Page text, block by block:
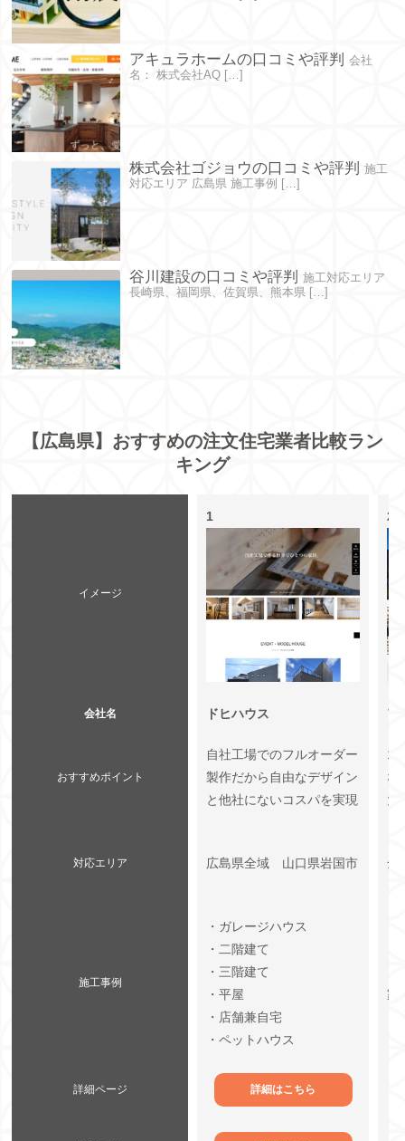
アキュラホームの口コミや評判
会社
名： 株式会社AQ […]
株式会社ゴジョウの口コミや評判
施工
対応エリア 広島県 施工事例 […]
谷川建設の口コミや評判
施工対応エリア
長崎県、福岡県、佐賀県、熊本県 […]
【広島県】おすすめの注文住宅業者比較ラン
キング
イメージ
1 2
会社名 ドヒハウス ア
おすすめポイント
自社工場でのフルオーダー
製作だから自由なデザイン
と他社にないコスパを実現
な
大
対応エリア 広島県全域 山口県岩国市 全
施工事例
・ガレージハウス
・二階建て
・三階建て
・平屋
・店舗兼自宅
・ペットハウス
家
詳細ページ 詳細はこちら